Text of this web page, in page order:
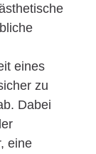
eines
zu
Dabei
eine